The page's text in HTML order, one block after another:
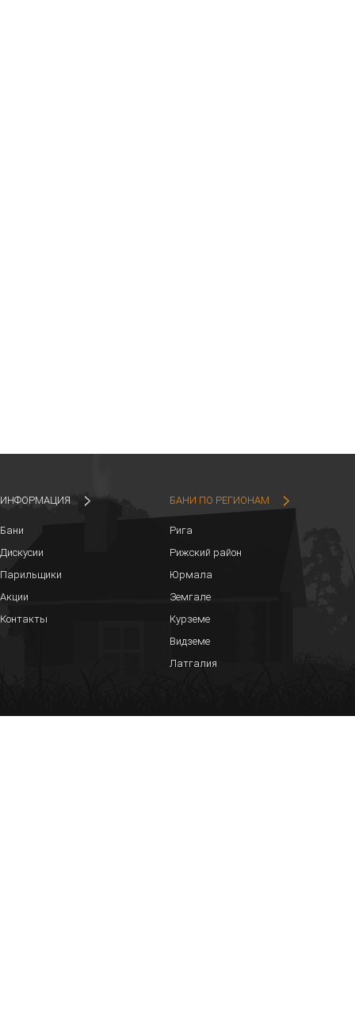
ИНФОРМАЦИЯ
Бани
Дискусии
Парильщики
Акции
Контакты
БАНИ ПО РЕГИОНАМ
Рига
Рижский район
Юрмала
Земгале
Курземе
Видземе
Латгалия